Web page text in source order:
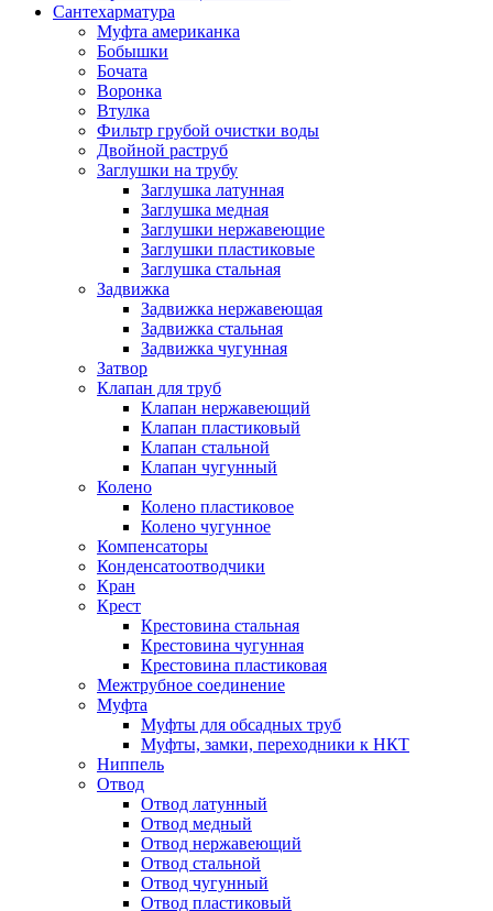
Сантехарматура
Муфта американка
Бобышки
Бочата
Воронка
Втулка
Фильтр грубой очистки воды
Двойной раструб
Заглушки на трубу
Заглушка латунная
Заглушка медная
Заглушки нержавеющие
Заглушки пластиковые
Заглушка стальная
Задвижка
Задвижка нержавеющая
Задвижка стальная
Задвижка чугунная
Затвор
Клапан для труб
Клапан нержавеющий
Клапан пластиковый
Клапан стальной
Клапан чугунный
Колено
Колено пластиковое
Колено чугунное
Компенсаторы
Конденсатоотводчики
Кран
Крест
Крестовина стальная
Крестовина чугунная
Крестовина пластиковая
Межтрубное соединение
Муфта
Муфты для обсадных труб
Муфты, замки, переходники к НКТ
Ниппель
Отвод
Отвод латунный
Отвод медный
Отвод нержавеющий
Отвод стальной
Отвод чугунный
Отвод пластиковый